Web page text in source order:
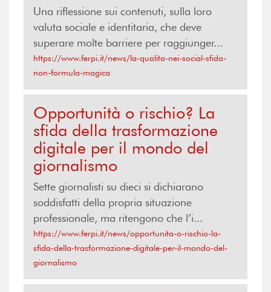
Una riflessione sui contenuti, sulla loro
valuta sociale e identitaria, che deve
superare molte barriere per raggiunger...
https://www.ferpi.it/news/la-qualita-nei-social-sfida-
non-formula-magica
Opportunità o rischio? La
sfida della trasformazione
digitale per il mondo del
giornalismo
Sette giornalisti su dieci si dichiarano
soddisfatti della propria situazione
professionale, ma ritengono che l’i...
https://www.ferpi.it/news/opportunita-o-rischio-la-
sfida-della-trasformazione-digitale-per-il-mondo-del-
giornalismo